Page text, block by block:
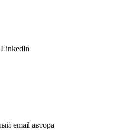
LinkedIn
email автора